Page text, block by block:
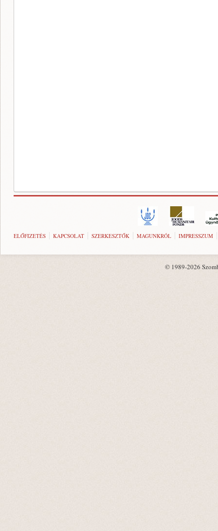
ELŐFIZETÉS KAPCSOLAT SZERKESZTŐK MAGUNKRÓL IMPRESSZUM
© 1989-2026